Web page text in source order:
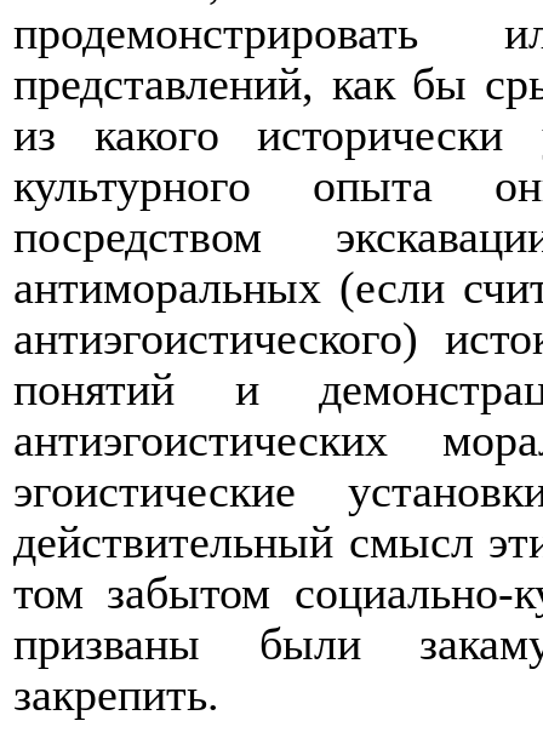
представлений, как бы
из какого
культурного опыта
посредством
антиморальных (если
антиэгоистического)
понятий и
антиэгоистических
эгоистические
действительный смысл
том забытом социально-
призваны были
закрепить.